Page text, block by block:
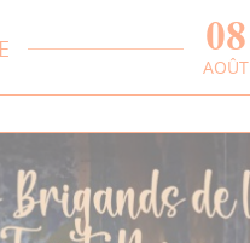
08
AOÛT